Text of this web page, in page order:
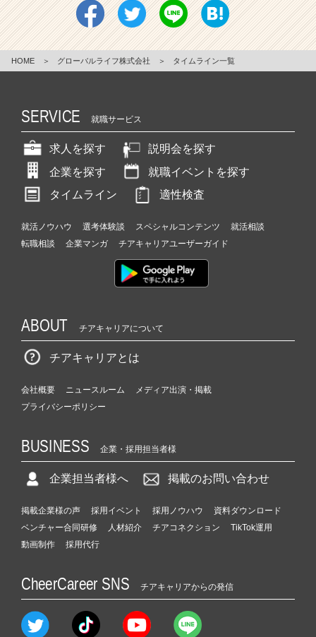
HOME ＞ グローバルライフ株式会社 ＞ タイムライン一覧
SERVICE 就職サービス
求人を探す
説明会を探す
企業を探す
就職イベントを探す
タイムライン
適性検査
就活ノウハウ 選考体験談 スペシャルコンテンツ
就活相談
転職相談
企業マンガ チアキャリアユーザーガイド
ABOUT チアキャリアについて
チアキャリアとは
会社概要 ニュースルーム
メディア出演・掲載
プライバシーポリシー
BUSINESS 企業・採用担当者様
企業担当者様へ 掲載のお問い合わせ
掲載企業様の声 採用イベント 採用ノウハウ
資料ダウンロード
ベンチャー合同研修
人材紹介 チアコネクション
TikTok運用
動画制作
採用代行
CheerCareer SNS チアキャリアからの発信